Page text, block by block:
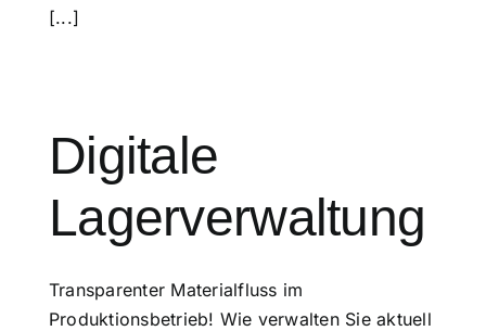
[...]
Digitale
Lagerverwaltung
Transparenter Materialfluss im
Produktionsbetrieb! Wie verwalten Sie aktuell